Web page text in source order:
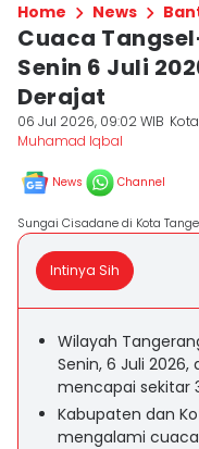
Home News
Cuaca
Senin 6 Juli
Derajat
06 Jul 2026, 09:02 WIB
Muhamad Iqbal
News Channel
Sungai Cisadane di Kota
Intinya Sih
Wilayah
Senin, 6 Juli
mencapai sekitar
Kabupaten dan
mengalami